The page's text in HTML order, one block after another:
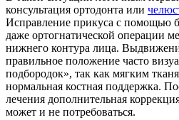
консультация ортодонта или
Исправление прикуса с помощью
даже ортогнатической операции
нижнего контура лица.
правильное положение часто
подбородок», так как мягким
нормальная костная поддержка.
лечения дополнительная
может и не потребоваться.